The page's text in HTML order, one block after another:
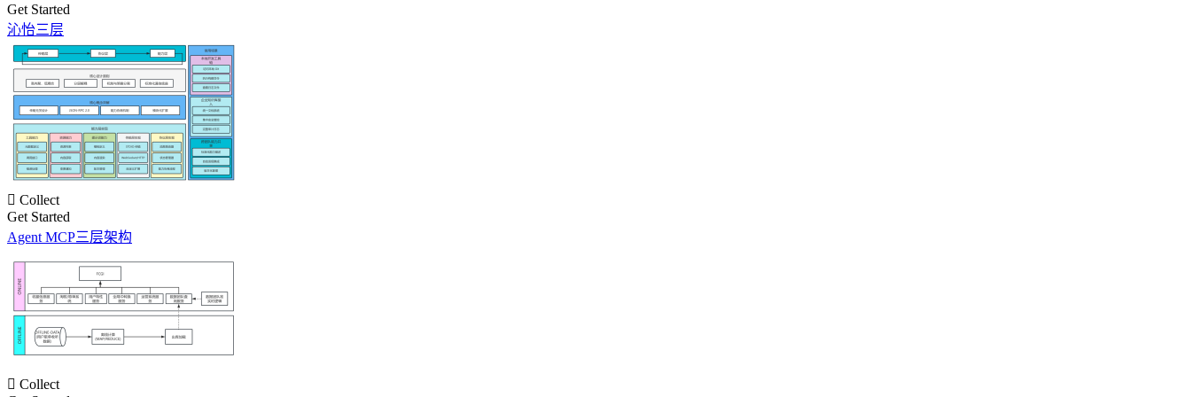
Get Started
沁怡三层
 Collect
Get Started
Agent MCP三层架构
 Collect